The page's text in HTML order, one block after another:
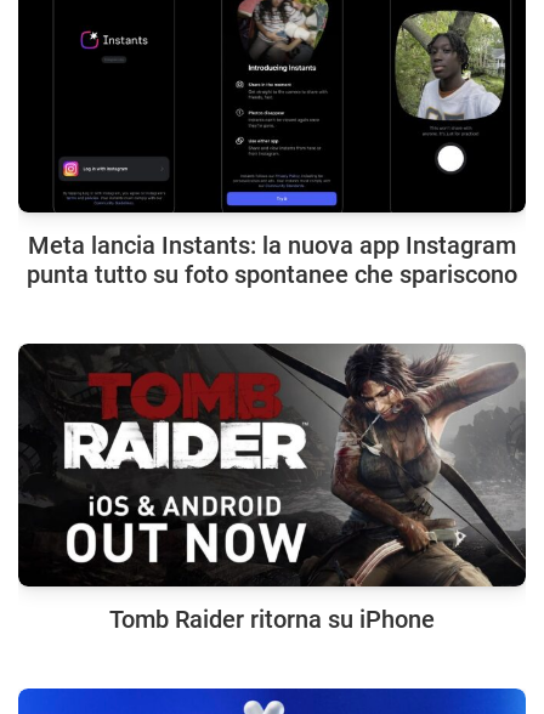
Meta lancia Instants: la nuova app Instagram
punta tutto su foto spontanee che spariscono
Tomb Raider ritorna su iPhone